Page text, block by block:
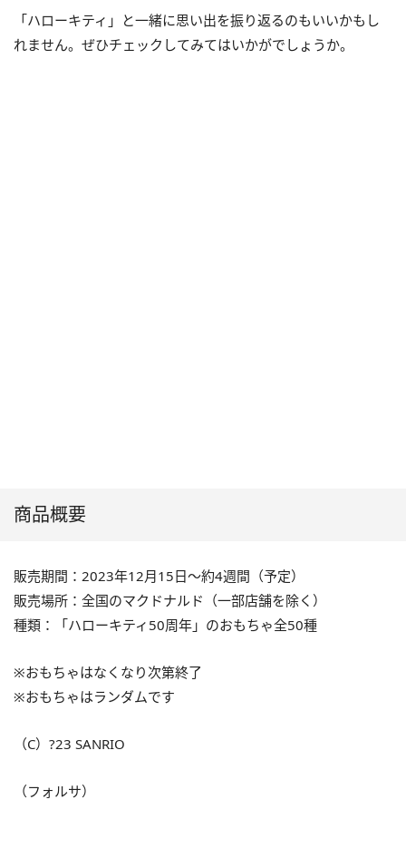
「ハローキティ」と一緒に思い出を振り返るのもいいかもし
れません。ぜひチェックしてみてはいかがでしょうか。
商品概要
販売期間：2023年12月15日～約4週間（予定）
販売場所：全国のマクドナルド（一部店舗を除く）
種類：「ハローキティ50周年」のおもちゃ全50種
※おもちゃはなくなり次第終了
※おもちゃはランダムです
（C）?23 SANRIO
（フォルサ）